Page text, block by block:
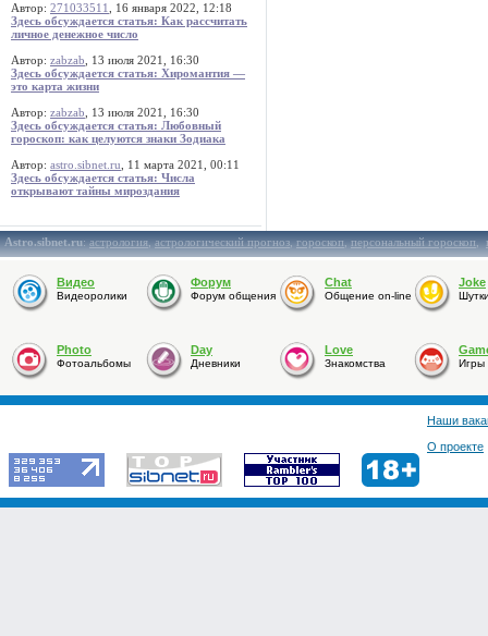
Автор: 271033511
, 16 января 2022, 12:18
Здесь обсуждается статья: Как рассчитать
личное денежное число
Автор: zabzab , 13 июля 2021, 16:30
Здесь обсуждается статья: Хиромантия —
это карта жизни
Автор: zabzab , 13 июля 2021, 16:30
Здесь обсуждается статья: Любовный
гороскоп: как целуются знаки Зодиака
Автор: astro.sibnet.ru , 11 марта 2021, 00:11
Здесь обсуждается статья: Числа
открывают тайны мироздания
Astro.sibnet.ru:астрология,астрологический прогноз,гороскоп,персональный гороскоп,
Видео
Видеоролики
Форум
Форум общения
Chat
Общение on-line
Joke
Photo
Фотоальбомы
Day
Дневники
Love
Знакомства Игры
Наши
О проекте